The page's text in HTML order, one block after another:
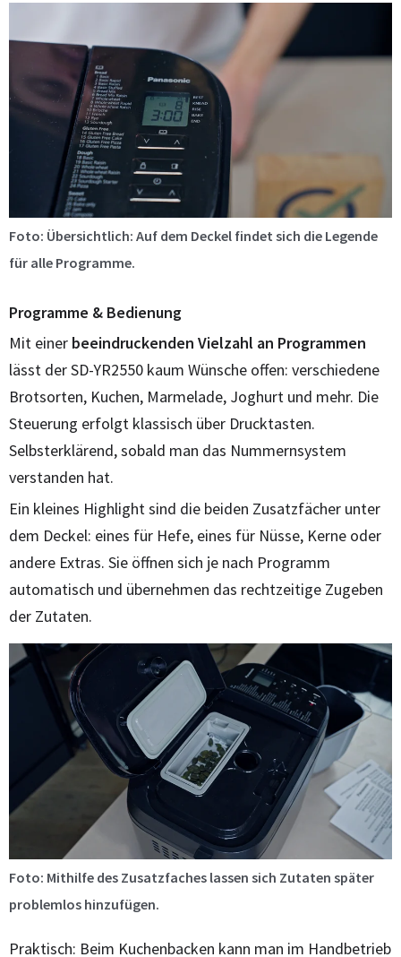
Foto: Übersichtlich: Auf dem Deckel findet sich die Legende
für alle Programme.
Programme & Bedienung
Mit einer beeindruckenden Vielzahl an Programmen
lässt der SD-YR2550 kaum Wünsche offen: verschiedene
Brotsorten, Kuchen, Marmelade, Joghurt und mehr. Die
Steuerung erfolgt klassisch über Drucktasten.
Selbsterklärend, sobald man das Nummernsystem
verstanden hat.
Ein kleines Highlight sind die beiden Zusatzfächer unter
dem Deckel: eines für Hefe, eines für Nüsse, Kerne oder
andere Extras. Sie öffnen sich je nach Programm
automatisch und übernehmen das rechtzeitige Zugeben
der Zutaten.
Foto: Mithilfe des Zusatzfaches lassen sich Zutaten später
problemlos hinzufügen.
Praktisch: Beim Kuchenbacken kann man im Handbetrieb